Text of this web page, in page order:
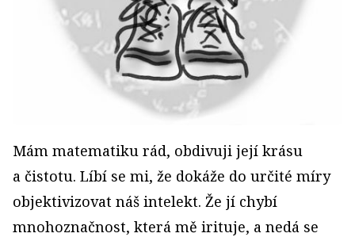
Mám matematiku rád, obdivuji její krásu
a čistotu. Líbí se mi, že dokáže do určité míry
objektivizovat náš intelekt. Že jí chybí
mnohoznačnost, která mě irituje, a nedá se